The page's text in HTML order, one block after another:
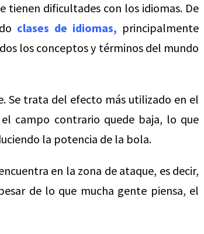
tienen dificultades con los idiomas. De
clases de idiomas, principalmente
los conceptos y términos del mundo
Se trata del efecto más utilizado en el
campo contrario quede baja, lo que
la potencia de la bola.
en la zona de ataque, es decir,
de lo que mucha gente piensa, el